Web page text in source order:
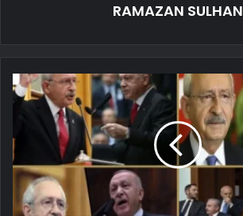
RAMAZAN SULHAN